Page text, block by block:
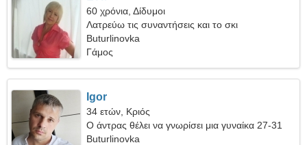
60 χρόνια, Δίδυμοι
Λατρεύω τις συναντήσεις και το σκι
Buturlinovka
Γάμος
Igor
34 ετών, Κριός
Ο άντρας θέλει να γνωρίσει μια γυναίκα 27-31
Buturlinovka